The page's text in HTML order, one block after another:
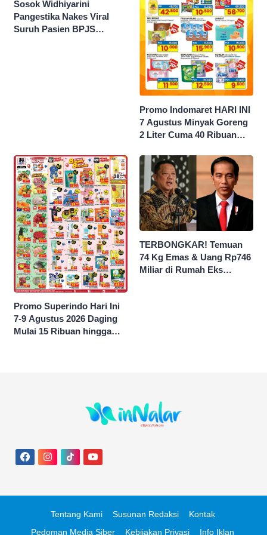
Sosok Widhiyarini
Pangestika Nakes Viral
Suruh Pasien BPJS
Promo Indomaret HARI INI
7 Agustus Minyak Goreng
2 Liter Cuma 40 Ribuan
Promo Superindo Hari Ini
7-9 Agustus 2026 Daging
Mulai 15 Ribuan hingga
TERBONGKAR! Temuan
74 Kg Emas & Uang Rp746
Miliar di Rumah Eks
Tentang Kami Susunan Redaksi
Kontak
Pedoman Media Siber
Kebijakan Privasi Info Iklan